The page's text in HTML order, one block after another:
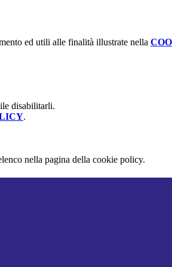
ed utili alle finalità illustrate nella
disabilitarli.
.
nella pagina della cookie policy.